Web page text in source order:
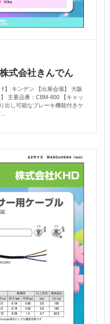
式会社きんでん
ﾅ】 キンデン 【出展会場】 大阪
主要品番：CBM-800 【キャッ
出し可能なブレーキ機能付きケ